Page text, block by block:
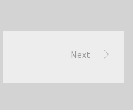
Next